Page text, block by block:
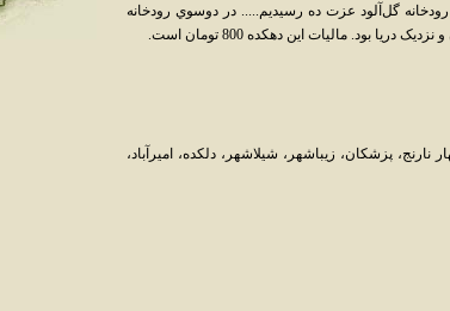
گل‌آلود عزت ده رسيديم..... در دوسوي رودخانه
بود. ماليات اين دهکده 800 تومان است.
پزشکان، زيباشهر، شيلاشهر، دلکده، اميرآباد،